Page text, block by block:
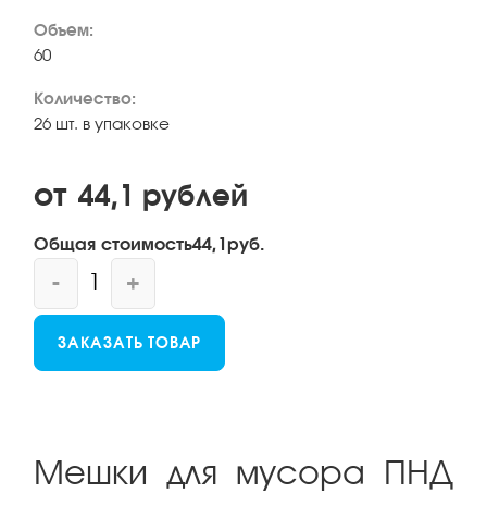
Объем:
60
Количество:
26 шт. в упаковке
от 44,1 рублей
Общая стоимость44,1руб.
- +
ЗАКАЗАТЬ ТОВАР
Мешки для мусора ПНД